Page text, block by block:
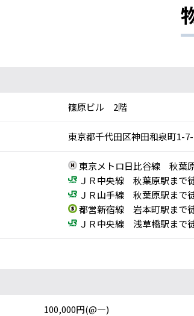
篠原ビル 2階
東京都千代田区神田和泉町1-
東京メトロ日比谷線 秋葉
ＪＲ中央線 秋葉原駅まで
ＪＲ山手線 秋葉原駅まで
都営新宿線 岩本町駅まで
ＪＲ中央線 浅草橋駅まで
100,000円(@―)